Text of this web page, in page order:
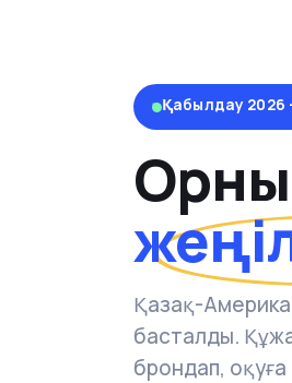
Қабылдау 2026
Қазақ-
басталды.
брондап, оқуға